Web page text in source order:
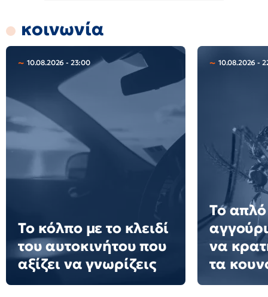
κοινωνία
10.08.2026 - 23:00
Το κόλπο με το κλειδί
του αυτοκινήτου που
αξίζει να γνωρίζεις
10.08.2026 -
Το
να
τα